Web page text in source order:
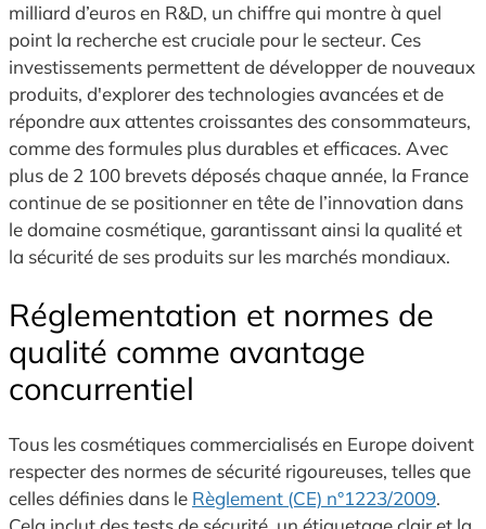
milliard d’euros en R&D, un chiffre qui montre à quel
point la recherche est cruciale pour le secteur. Ces
investissements permettent de développer de nouveaux
produits, d'explorer des technologies avancées et de
répondre aux attentes croissantes des consommateurs,
comme des formules plus durables et efficaces. Avec
plus de 2 100 brevets déposés chaque année, la France
continue de se positionner en tête de l’innovation dans
le domaine cosmétique, garantissant ainsi la qualité et
la sécurité de ses produits sur les marchés mondiaux.
Réglementation et normes de
qualité comme avantage
concurrentiel
Tous les cosmétiques commercialisés en Europe doivent
respecter des normes de sécurité rigoureuses, telles que
celles définies dans le Règlement (CE) n°1223/2009.